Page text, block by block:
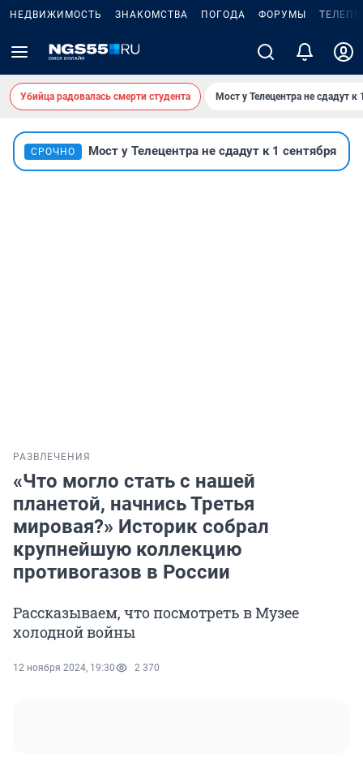
НЕДВИЖИМОСТЬ ЗНАКОМСТВА ПОГОДА ФОРУМЫ
Убийца радовалась смерти студента Мост у Телецентра не сдадут к
СРОЧНО Мост у Телецентра не сдадут к 1 сентября
РАЗВЛЕЧЕНИЯ
«Что могло стать с нашей
планетой, начнись Третья
мировая?» Историк собрал
крупнейшую коллекцию
противогазов в России
Рассказываем, что посмотреть в Музее
холодной войны
12 ноября 2024, 19:30 2 370